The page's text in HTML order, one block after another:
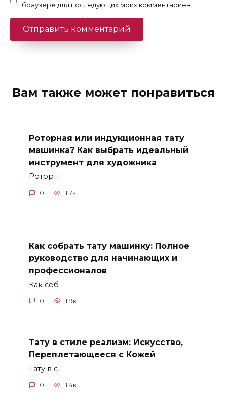
браузере для последующих моих комментариев.
Вам также может понравиться
Роторная или индукционная тату
машинка? Как выбрать идеальный
инструмент для художника
Роторн
0 1.7к.
Как собрать тату машинку: Полное
руководство для начинающих и
профессионалов
Как соб
0 1.9к.
Тату в стиле реализм: Искусство,
Переплетающееся с Кожей
Тату в с
0 1.4к.